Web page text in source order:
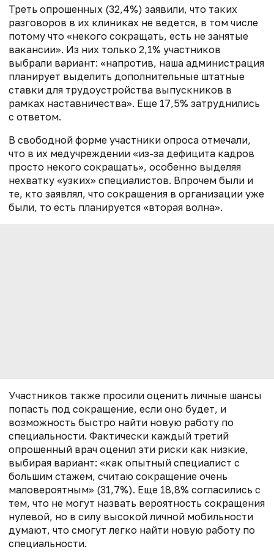
Треть опрошенных (32,4%) заявили, что таких
разговоров в их клиниках не ведется, в том числе
потому что «некого сокращать, есть не занятые
вакансии». Из них только 2,1% участников
выбрали вариант: «напротив, наша администрация
планирует выделить дополнительные штатные
ставки для трудоустройства выпускников в
рамках наставничества». Еще 17,5% затруднились
с ответом.
В свободной форме участники опроса отмечали,
что в их медучреждении «из-за дефицита кадров
просто некого сокращать», особенно выделяя
нехватку «узких» специалистов. Впрочем были и
те, кто заявлял, что сокращения в организации уже
были, то есть планируется «вторая волна».
Участников также просили оценить личные шансы
попасть под сокращение, если оно будет, и
возможность быстро найти новую работу по
специальности. Фактически каждый третий
опрошенный врач оценил эти риски как низкие,
выбирая вариант: «как опытный специалист с
большим стажем, считаю сокращение очень
маловероятным» (31,7%). Еще 18,8% согласились с
тем, что не могут назвать вероятность сокращения
нулевой, но в силу высокой личной мобильности
думают, что смогут легко найти новую работу по
специальности.